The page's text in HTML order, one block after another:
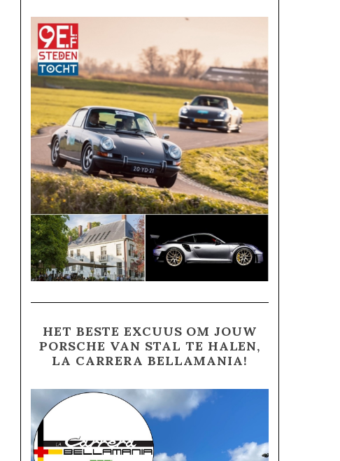
HET BESTE EXCUUS OM JOUW
PORSCHE VAN STAL TE HALEN,
LA CARRERA BELLAMANIA!